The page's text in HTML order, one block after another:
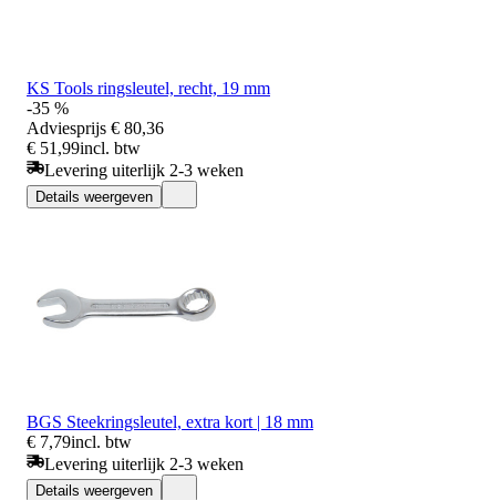
KS Tools ringsleutel, recht, 19 mm
-35 %
Adviesprijs € 80,36
€ 51,99incl. btw
Levering uiterlijk 2-3 weken
Details weergeven
BGS Steekringsleutel, extra kort | 18 mm
€ 7,79incl. btw
Levering uiterlijk 2-3 weken
Details weergeven